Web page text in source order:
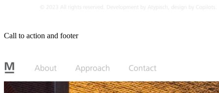
Call to action and footer